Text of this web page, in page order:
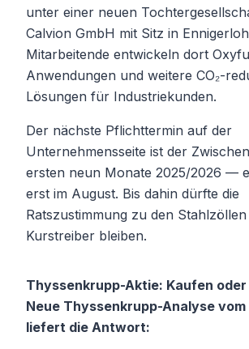
unter einer neuen
Calvion GmbH mit Sitz in
Mitarbeitende entwickeln dort
Anwendungen und weitere CO₂-
Lösungen für Industriekunden.
Der nächste Pflichttermin auf der
Unternehmensseite ist der
ersten neun Monate 2025/2026 —
erst im August. Bis dahin dürfte die
Ratszustimmung zu den
Kurstreiber bleiben.
Thyssenkrupp-Aktie: Kaufen
Neue Thyssenkrupp-Analyse vom
liefert die Antwort: